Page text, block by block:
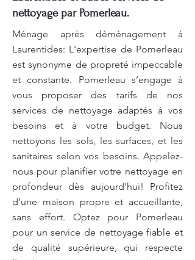
nettoyage par Pomerleau.
Ménage après déménagement à
Laurentides: L'expertise de Pomerleau
est synonyme de propreté impeccable
et constante. Pomerleau s’engage à
vous proposer des tarifs de nos
services de nettoyage adaptés à vos
besoins et à votre budget. Nous
nettoyons les sols, les surfaces, et les
sanitaires selon vos besoins. Appelez-
nous pour planifier votre nettoyage en
profondeur dès aujourd'hui! Profitez
d’une maison propre et accueillante,
sans effort. Optez pour Pomerleau
pour un service de nettoyage fiable et
de qualité supérieure, qui respecte